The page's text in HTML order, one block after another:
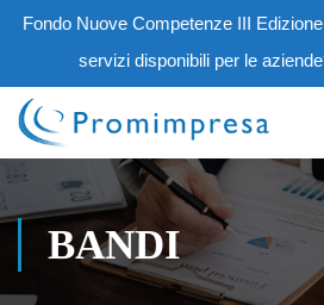
Fondo Nuove Competenze III
servizi disponibili per le
BANDI